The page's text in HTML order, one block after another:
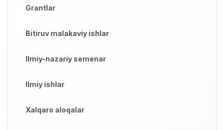
Grantlar
Bitiruv malakaviy ishlar
Ilmiy-nazariy semenar
Ilmiy ishlar
Xalqaro aloqalar